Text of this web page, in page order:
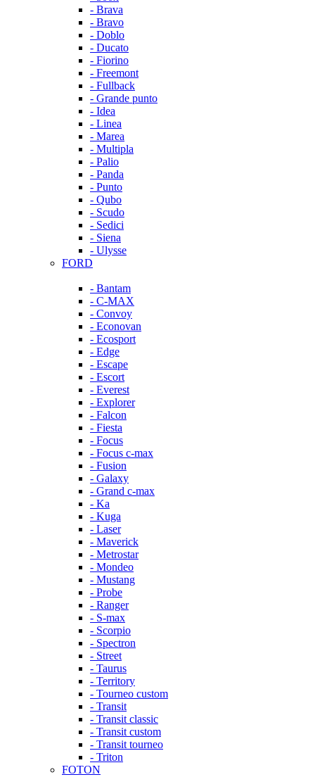
- Brava
- Bravo
- Doblo
- Ducato
- Fiorino
- Freemont
- Fullback
- Grande punto
- Idea
- Linea
- Marea
- Multipla
- Palio
- Panda
- Punto
- Qubo
- Scudo
- Sedici
- Siena
- Ulysse
FORD
- Bantam
- C-MAX
- Convoy
- Econovan
- Ecosport
- Edge
- Escape
- Escort
- Everest
- Explorer
- Falcon
- Fiesta
- Focus
- Focus c-max
- Fusion
- Galaxy
- Grand c-max
- Ka
- Kuga
- Laser
- Maverick
- Metrostar
- Mondeo
- Mustang
- Probe
- Ranger
- S-max
- Scorpio
- Spectron
- Street
- Taurus
- Territory
- Tourneo custom
- Transit
- Transit classic
- Transit custom
- Transit tourneo
- Triton
FOTON